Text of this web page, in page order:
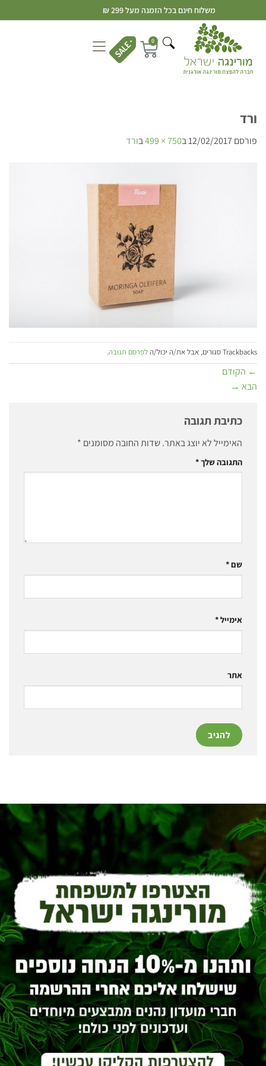
משלוח חינם בכל הזמנה מעל 299 ₪
0
ורד
פורסם12/02/2017ב750 × 499 בורד
Trackbacks סגורים, אבל את/ה יכול/ה לפרסם תגובה.
← הקודם
הבא →
כתיבת תגובה
האימייל לא יוצג באתר.שדות החובה מסומנים *
התגובה שלך*
שם*
אימייל*
אתר